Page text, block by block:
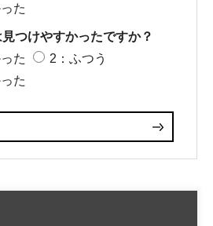
た
つけやすかったですか？
た
2：ふつう
た